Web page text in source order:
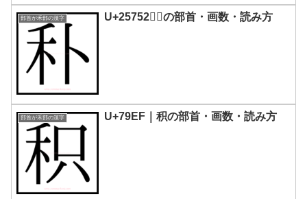
部首が禾部の漢字 U+25752｜𥝒の部首・画数・読み方
部首が禾部の漢字 U+79EF｜积の部首・画数・読み方